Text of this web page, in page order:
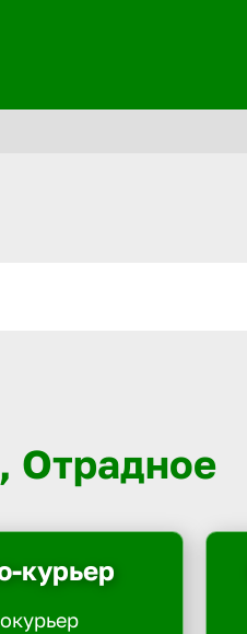
Отрадное
курьер